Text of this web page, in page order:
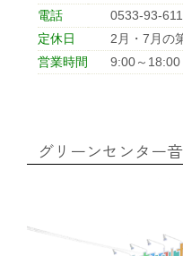
JAひ
JA綱領・
電話
0533-93-
定休日
2月・7月の
営業時間
9:00～18:00
グリーンセンター